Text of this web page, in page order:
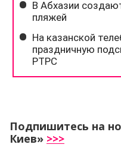
Подпишитесь на
Киев» >>>